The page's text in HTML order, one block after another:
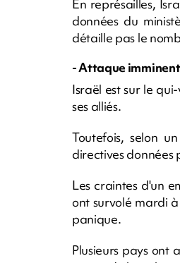
En représailles,
données du
détaille pas le
- Attaque
Israël est sur le
ses alliés.
Toutefois, selon
directives données
Les craintes d'un
ont survolé mardi
panique.
Plusieurs pays ont